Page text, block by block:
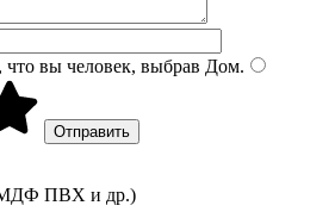
вы человек, выбрав Дом.
ПВХ и др.)